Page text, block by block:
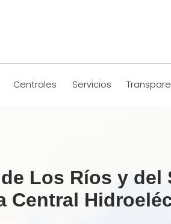
Centrales Servicios
Los Ríos y del
Central